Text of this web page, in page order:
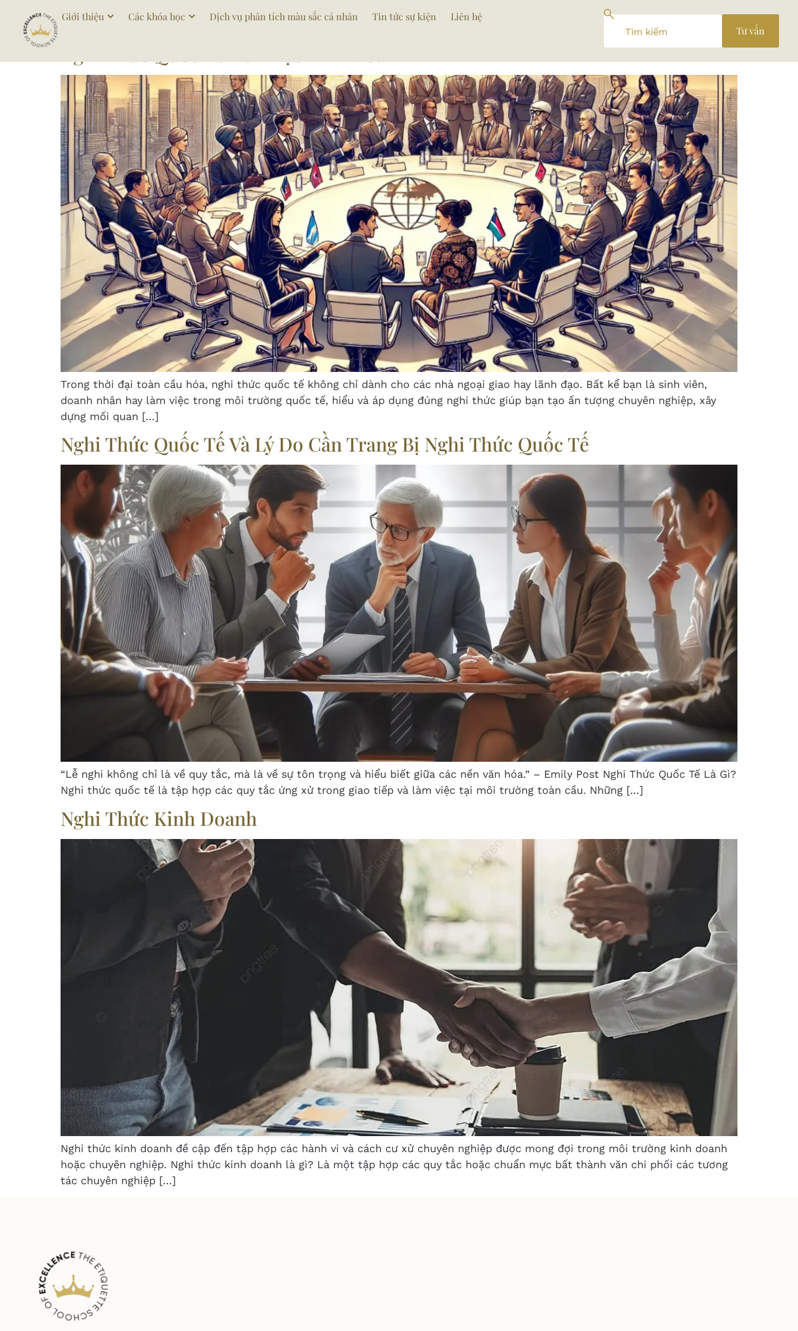
Giới thiệu Các khóa học Dịch vụ phân tích màu sắc cá nhân Tin tức sự kiện
Liên hệ
Tư vấn
Tag:hoinghidoanhnhan
Trong thời đại toàn cầu hóa, nghi thức quốc tế không chỉ dành cho các nhà ngoại giao hay lãnh đạo. Bất kể bạn là sinh viên,
doanh nhân hay làm việc trong môi trường quốc tế, hiểu và áp dụng đúng nghi thức giúp bạn tạo ấn tượng chuyên nghiệp, xây
dựng mối quan […]
Nghi Thức Quốc Tế Và Lý Do Cần Trang Bị Nghi Thức Quốc Tế
“Lễ nghi không chỉ là về quy tắc, mà là về sự tôn trọng và hiểu biết giữa các nền văn hóa.” – Emily Post Nghi Thức Quốc Tế Là Gì?
Nghi thức quốc tế là tập hợp các quy tắc ứng xử trong giao tiếp và làm việc tại môi trường toàn cầu. Những […]
Nghi Thức Kinh Doanh
Nghi thức kinh doanh đề cập đến tập hợp các hành vi và cách cư xử chuyên nghiệp được mong đợi trong môi trường kinh doanh
hoặc chuyên nghiệp. Nghi thức kinh doanh là gì? Là một tập hợp các quy tắc hoặc chuẩn mực bất thành văn chi phối các tương
tác chuyên nghiệp […]